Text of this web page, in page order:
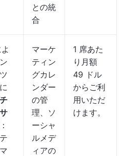
との統
合
チ
：
マーケ
ティン
グカレ
ンダー
の管
理、ソ
ーシャ
ルメデ
ィアの
1 席あた
り月額
49 ドル
からご利
用いただ
けます。